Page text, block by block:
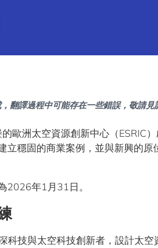
翻譯過程中可能存在一些錯誤，敬請見
歐洲太空資源創新中心（ESRIC）
立穩固的商業案例，並與新興的
2026年1月31日。
科技與太空科技創新者，設計太